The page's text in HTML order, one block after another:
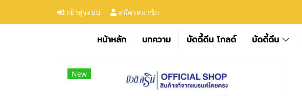
เข้าสู่ระบบ สมัครสมาชิก
หน้าหลัก บทความ บัดดี้ดีน โกลด์ บัดดี้ดีน
New